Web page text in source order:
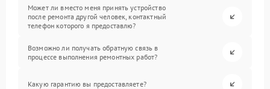
Может ли вместо меня принять устройство
после ремонта другой человек, контактный
телефон которого я предоставлю?
Возможно ли получать обратную связь в
процессе выполнения ремонтных работ?
Какую гарантию вы предоставляете?